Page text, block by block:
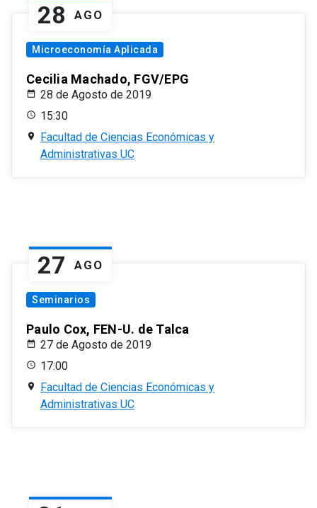
28 AGO
Microeconomía Aplicada
Cecilia Machado, FGV/EPG
28 de Agosto de 2019
15:30
Facultad de Ciencias Económicas y
Administrativas UC
27 AGO
Seminarios
Paulo Cox, FEN-U. de Talca
27 de Agosto de 2019
17:00
Facultad de Ciencias Económicas y
Administrativas UC